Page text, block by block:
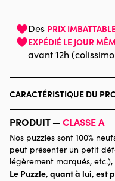
Des PRIX
EXPÉDIÉ LE JOUR
avant 12h
CARACTÉRISTIQUE DU
Catégorie
Age
PRODUIT —CLASSE A
Nos puzzles sont 100%
peut présenter un petit
légèrement marqués,
Le Puzzle, quant à lui, est